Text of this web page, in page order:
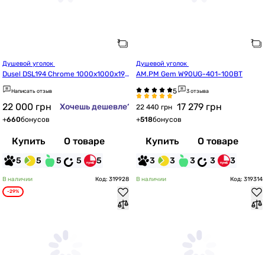
Dusel DSL194 Chrome 1000x1000x19
00
Написать отзыв
22 000 грн Хочешь дешевле?
+660бонусов
Купить О товаре
5 5 5 5 5
AM.PM Gem W90UG-401-100BT
3 отзыва
22 440 грн 17 279 грн
+518бонусов
Купить О товаре
3 3 3 3 3
В наличии Код: 319928
-29%
В наличии Код: 319314